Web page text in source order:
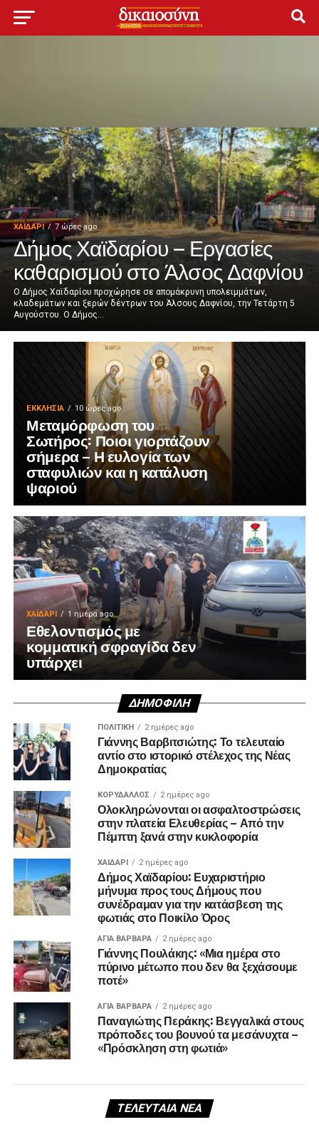
ΧΑΪΔΑΡΙ 7 ώρες ago
Δήμος Χαϊδαρίου – Εργασίες
καθαρισμού στο Άλσος Δαφνίου
Ο Δήμος Χαϊδαρίου προχώρησε σε απομάκρυνη υπολειμμάτων,
κλαδεμάτων και ξερών δέντρων του Άλσους Δαφνίου, την Τετάρτη 5
Αυγούστου. Ο Δήμος...
ΕΚΚΛΗΣΊΑ 10 ώρες ago
Μεταμόρφωση του
Σωτήρος: Ποιοι γιορτάζουν
σήμερα – Η ευλογία των
σταφυλιών και η κατάλυση
ψαριού
ΧΑΪΔΑΡΙ 1 ημέρα ago
Εθελοντισμός με
κομματική σφραγίδα δεν
υπάρχει
ΔΗΜΟΦΙΛΉ
ΠΟΛΙΤΙΚΉ 2 ημέρες ago
Γιάννης Βαρβιτσιώτης: Το τελευταίο
αντίο στο ιστορικό στέλεχος της Νέας
Δημοκρατίας
ΚΟΡΥΔΑΛΛΟΣ 2 ημέρες ago
Ολοκληρώνονται οι ασφαλτοστρώσεις
στην πλατεία Ελευθερίας – Από την
Πέμπτη ξανά στην κυκλοφορία
ΧΑΪΔΑΡΙ 2 ημέρες ago
Δήμος Χαϊδαρίου: Ευχαριστήριο
μήνυμα προς τους Δήμους που
συνέδραμαν για την κατάσβεση της
φωτιάς στο Ποικίλο Όρος
ΑΓΙΑ ΒΑΡΒΑΡΑ 2 ημέρες ago
Γιάννης Πουλάκης: «Μια ημέρα στο
πύρινο μέτωπο που δεν θα ξεχάσουμε
ποτέ»
ΑΓΙΑ ΒΑΡΒΑΡΑ 2 ημέρες ago
Παναγιώτης Περάκης: Βεγγαλικά στους
πρόποδες του βουνού τα μεσάνυχτα –
«Πρόσκληση στη φωτιά»
ΤΕΛΕΥΤΑΊΑ ΝΈΑ